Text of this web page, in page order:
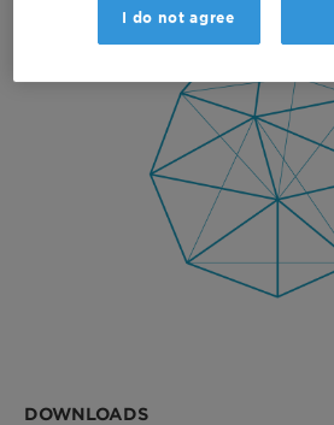
DOWNLOADS
I do not agree